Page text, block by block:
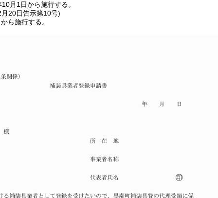
月1日から施行する。
20日告示第10号)
ら施行する。